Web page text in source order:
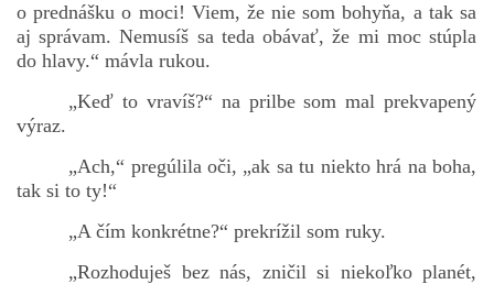
o prednášku o moci! Viem, že nie som bohyňa, a tak sa
aj správam. Nemusíš sa teda obávať, že mi moc stúpla
do hlavy.“ mávla rukou.
„Keď to vravíš?“ na prilbe som mal prekvapený
výraz.
„Ach,“ pregúlila oči, „ak sa tu niekto hrá na boha,
tak si to ty!“
„A čím konkrétne?“ prekrížil som ruky.
„Rozhoduješ bez nás, zničil si niekoľko planét,